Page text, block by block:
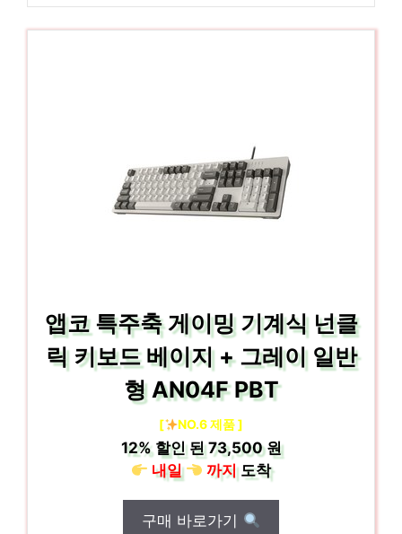
앱코 특주축 게이밍 기계식 넌클
릭 키보드 베이지 + 그레이 일반
형 AN04F PBT
[ NO.6 제품 ]
12%할인 된73,500 원
내일
까지도착
구매 바로가기